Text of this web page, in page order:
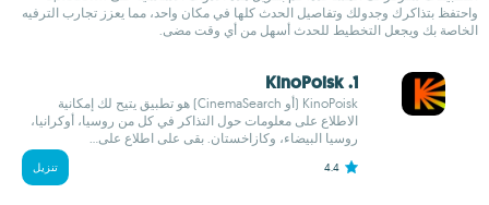
واحتفظ بتذاكرك وجدولك وتفاصيل الحدث كلها في مكان واحد، مما يعزز تجارب الترفيه
الخاصة بك ويجعل التخطيط للحدث أسهل من أي وقت مضى.
1. KinoPoisk
KinoPoisk (أو CinemaSearch) هو تطبيق يتيح لك إمكانية
الاطلاع على معلومات حول التذاكر في كل من روسيا، أوكرانيا،
روسيا البيضاء، وكازاخستان. بقى على اطلاع على...
4.4 تنزيل